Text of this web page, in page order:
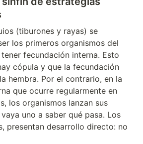
(tiburones y rayas) se
los primeros organismos del
fecundación interna. Esto
cópula y que la fecundación
hembra. Por el contrario, en la
que ocurre regularmente en
los organismos lanzan sus
uno a saber qué pasa. Los
presentan desarrollo directo: no